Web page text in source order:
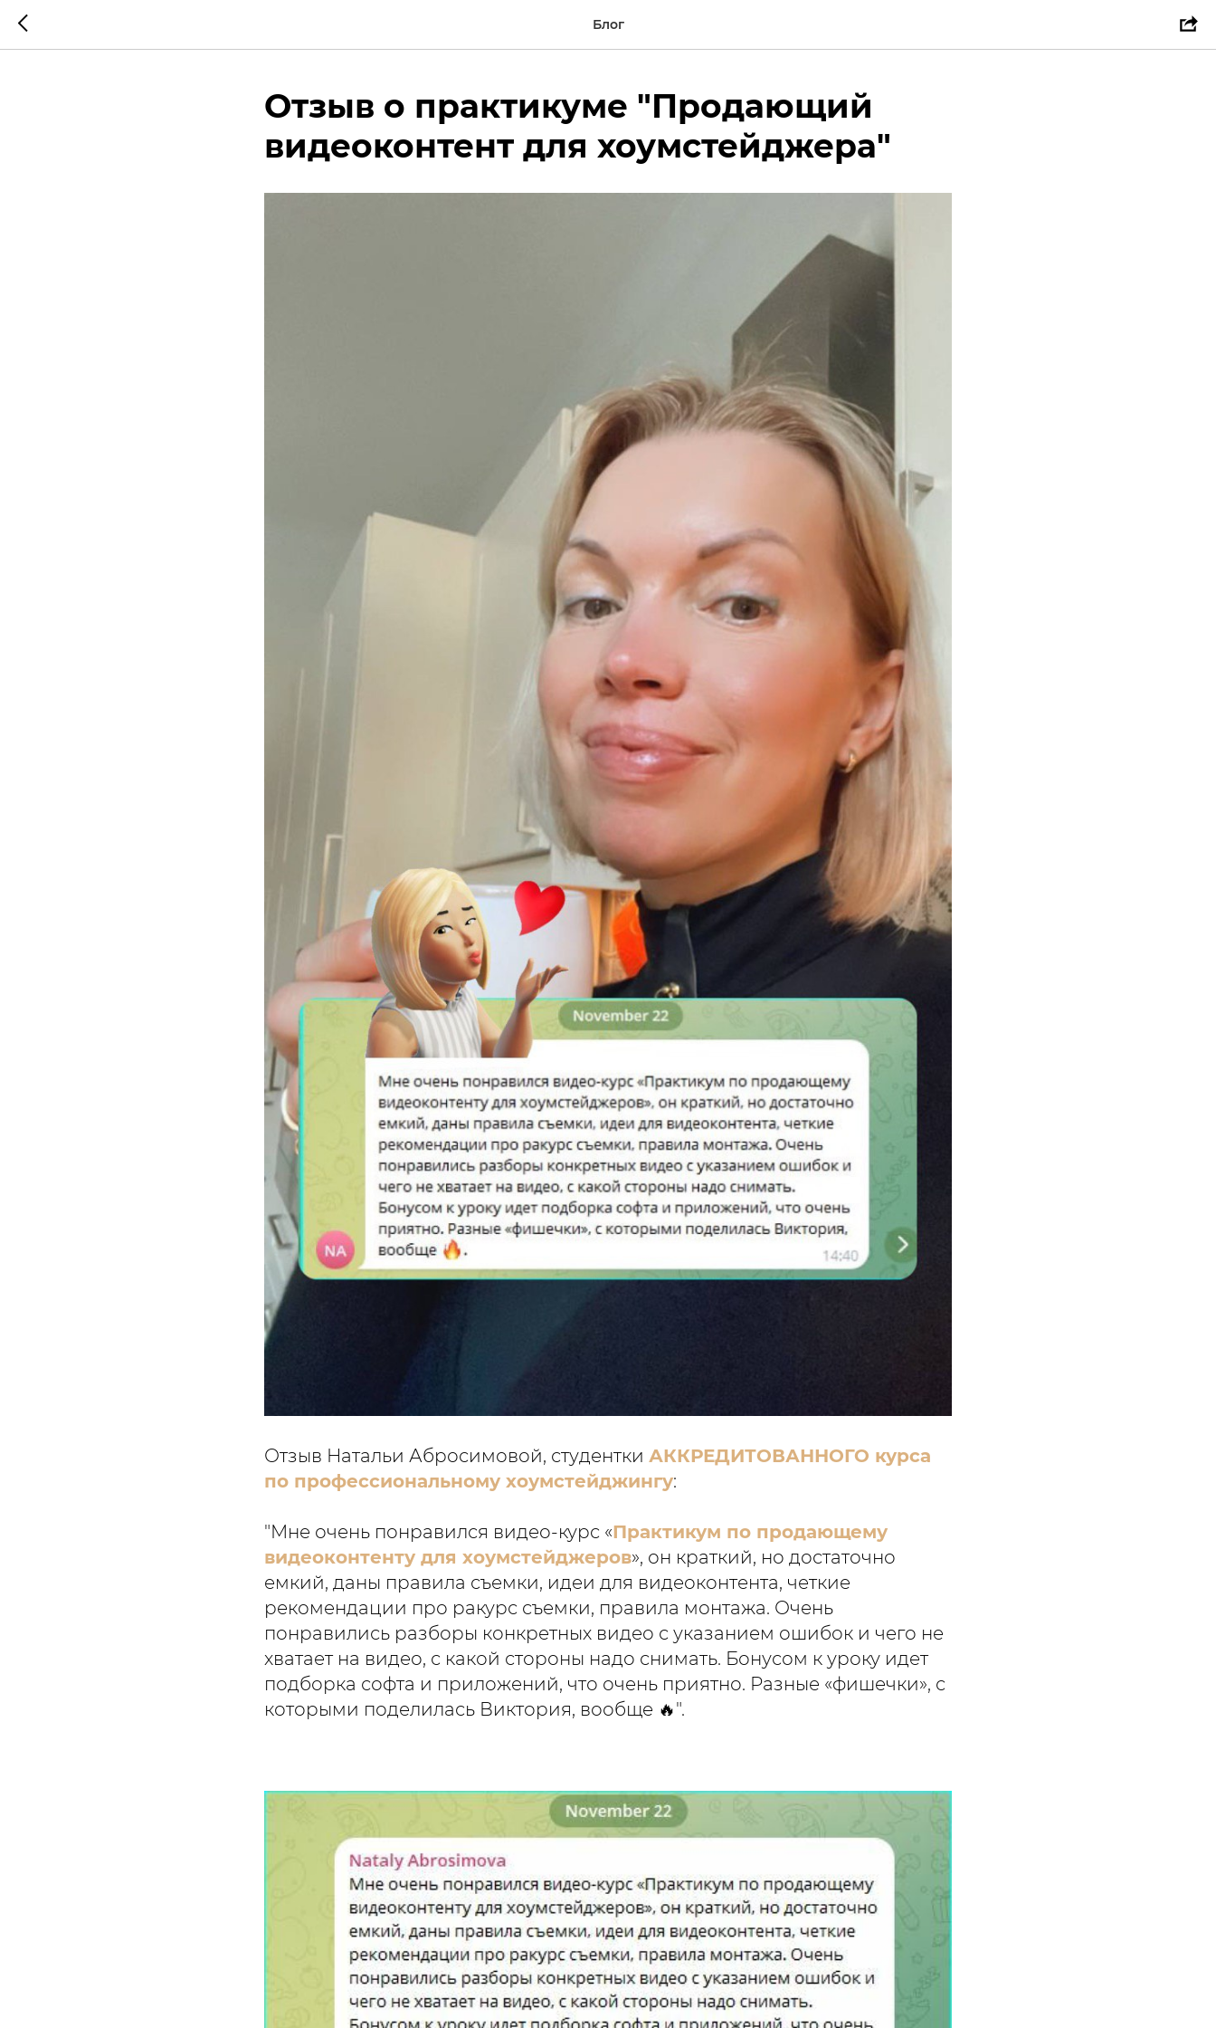
Блог
Отзыв о практикуме "Продающий
видеоконтент для хоумстейджера"
Отзыв Натальи Абросимовой, студентки АККРЕДИТОВАННОГО курса
по профессиональному хоумстейджингу:
"Мне очень понравился видео-курс «Практикум по продающему
видеоконтенту для хоумстейджеров», он краткий, но достаточно
емкий, даны правила съемки, идеи для видеоконтента, четкие
рекомендации про ракурс съемки, правила монтажа. Очень
понравились разборы конкретных видео с указанием ошибок и чего не
хватает на видео, с какой стороны надо снимать. Бонусом к уроку идет
подборка софта и приложений, что очень приятно. Разные «фишечки», с
которыми поделилась Виктория, вообще 🔥".